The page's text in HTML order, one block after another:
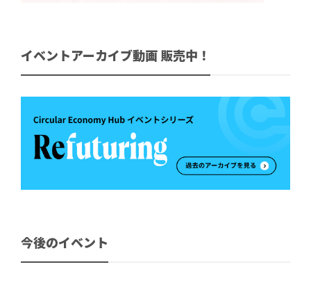
イベントアーカイブ動画 販売中！
今後のイベント